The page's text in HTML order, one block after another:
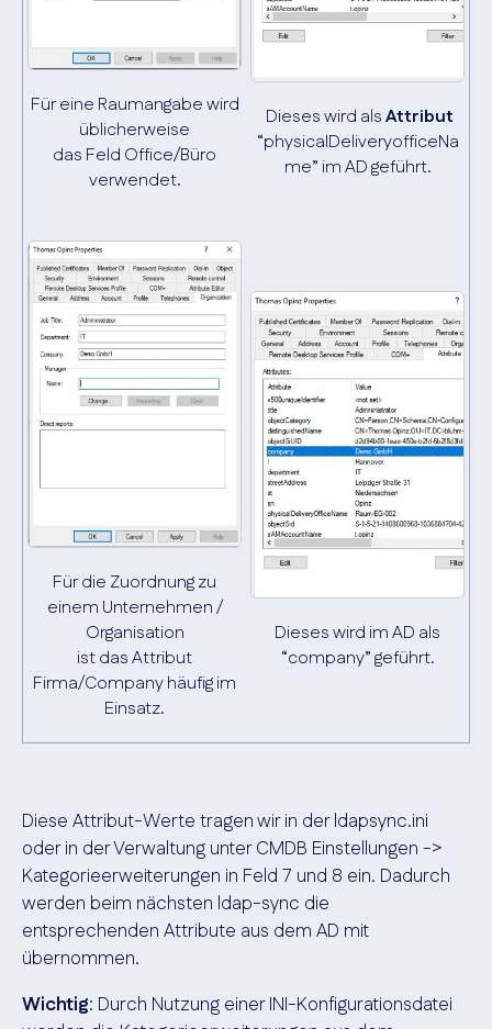
Für eine Raumangabe wird
üblicherweise
das Feld Office/Büro
verwendet.
Dieses wird alsAttribut
“physicalDeliveryofficeNa
me” im AD geführt.
Für die Zuordnung zu
einem Unternehmen /
Organisation
ist das Attribut
Firma/Company häufig im
Einsatz.
Dieses wird im AD als
“company” geführt.
Diese Attribut-Werte tragen wir in der ldapsync.ini
oder in der Verwaltung unter CMDB Einstellungen ->
Kategorieerweiterungen in Feld 7 und 8 ein. Dadurch
werden beim nächsten ldap-sync die
entsprechenden Attribute aus dem AD mit
übernommen.
Wichtig: Durch Nutzung einer INI-Konfigurationsdatei